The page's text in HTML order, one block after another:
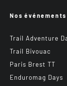
Nos événements
Trail Adventure
Trail Bivouac
Paris Brest TT
Enduromag Days